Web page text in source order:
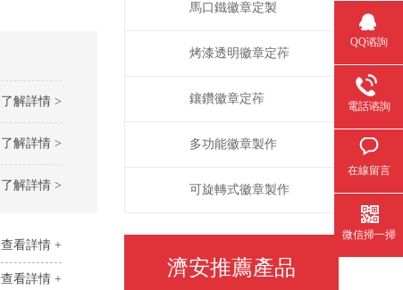
了解詳情 >
了解詳情 >
了解詳情 >
查看詳情 +
查看詳情 +
馬口鐵徽章定製
烤漆透明徽章定莋
鑲鑽徽章定莋
多功能徽章製作
可旋轉式徽章製作
濟安推薦產品
QQ谘詢
電話谘詢
在線留言
微信掃一掃